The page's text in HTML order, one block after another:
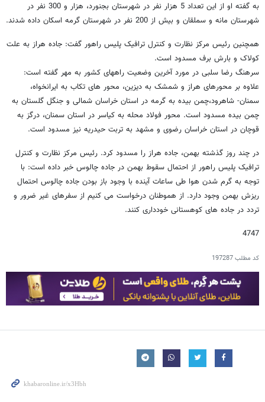
به گفته او از این تعداد 5 هزار نفر در شهرستان بجنورد، هزار و 300 نفر در
شهرستان مانه و سملقان و بیش از 200 نفر در شهرستان گرمه اسکان داده شدند.
همچنین رئیس مرکز نظارت و کنترل ترافیک پلیس راهور گفت: جاده هراز به علت
کولاک و بارش برف مسدود است.
سرهنگ رضا سلبی در مورد آخرین وضعیت راههای کشور به مهر گفته است:
علاوه بر محورهای هراز و شمشک به دیزین، محور های تکاب به ایرانخواه،
سمنان- شاهرود،چمن بیده به گرمه در استان خراسان شمالی و جنگل گلستان به
چمن بیده مسدود است. محور فولاد محله به کیاسر در استان سمنان، درگز به
قوچان در استان خراسان رضوی و مشهد به تربت حیدریه نیز مسدود است.
در چند روز گذشته بهمن، جاده هراز را مسدود کرد. رئیس مرکز نظارت و کنترل
ترافیک پلیس راهور از احتمال سقوط بهمن در جاده چالوس خبر داده است: با
توجه به گرم شدن هوا طی ساعات آینده با وجود باز بودن جاده چالوس احتمال
ریزش بهمن وجود دارد. از هموطنان درخواست می کنیم از سفرهای غیر ضرور و
تردد در جاده های کوهستانی خودداری کنند.
4747
کد مطلب197287